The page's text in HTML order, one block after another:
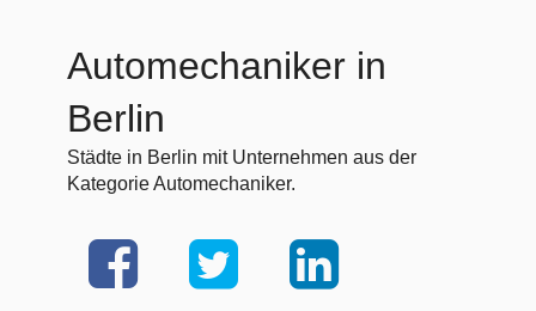
Automechaniker in
Berlin
Städte in Berlin mit Unternehmen aus der
Kategorie Automechaniker.